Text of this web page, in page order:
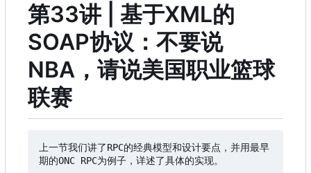
第33讲 | 基于XML的
SOAP协议 ： 不要说
NBA ， 请说美国职业篮球
联赛
上一节我们讲了RPC的经典模型和设计要点 ， 并用最早
期的ONC RPC为例子 ，